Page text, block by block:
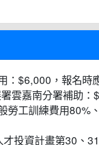
：$6,000，報名時
雲嘉南分署補助
勞工訓練費用80%
投資計畫第30、